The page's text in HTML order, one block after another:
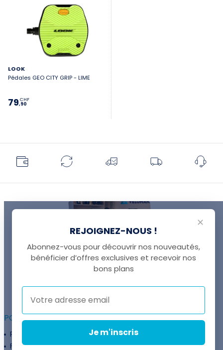
LOOK
Pédales GEO CITY GRIP - LIME
79,90
CHF
UNE QUESTION ?
+41 22 307 02 00
POUR ALLER PLUS LOIN :
Programme fidélité
Entreprises
Financement
Services
✕
REJOIGNEZ-NOUS !
Abonnez-vous pour découvrir nos nouveautés,
bénéficier d’offres exclusives et recevoir nos
bons plans
Je m'inscris